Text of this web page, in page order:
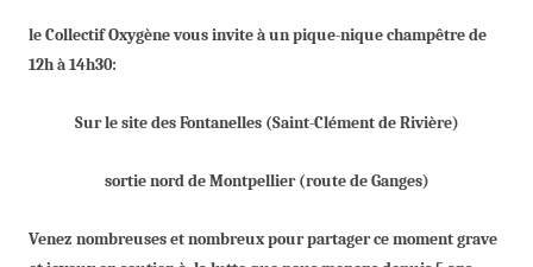
le Collectif Oxygène vous invite à un pique-nique champêtre de
12h à 14h30:
Sur le site des Fontanelles (Saint-Clément de Rivière)
sortienordde Montpellier (route de Ganges)
Venez nombreuses et nombreux pour partagercemoment grave